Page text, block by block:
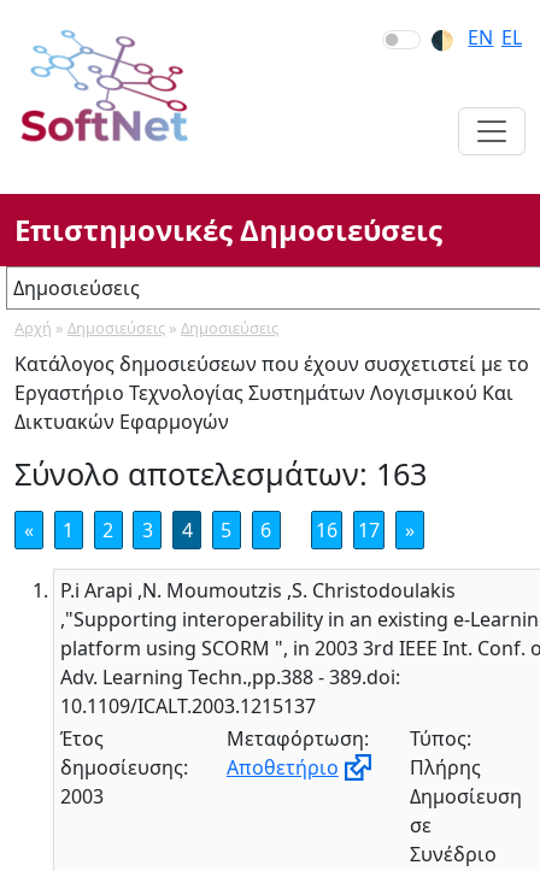
Main
Navigation
Main
section
navigation
EN EL
🌓︎
Επιστημονικές Δημοσιεύσεις
Δημοσιεύσεις
Δημοσιεύσεις
MSc, PhD
Διπλωματικές Εργασίες
Αρχή » Δημοσιεύσεις » Δημοσιεύσεις
Κατάλογος δημοσιεύσεων που έχουν συσχετιστεί με το
Εργαστήριο Τεχνολογίας Συστημάτων Λογισμικού Και
Δικτυακών Εφαρμογών
Σύνολο αποτελεσμάτων: 163
« 1 2 3 4 5 6 16 17 »
P.i Arapi ,N. Moumoutzis ,S. Christodoulakis
,"Supporting interoperability in an existing e-
platform using SCORM ", in 2003 3rd IEEE Int. Conf.
Adv. Learning Techn.,pp.388 - 389.doi:
10.1109/ICALT.2003.1215137
Έτος
δημοσίευσης:
2003
Μεταφόρτωση:
Αποθετήριο
Τύπος:
Πλήρης
Δημοσίευση
σε
Συνέδριο